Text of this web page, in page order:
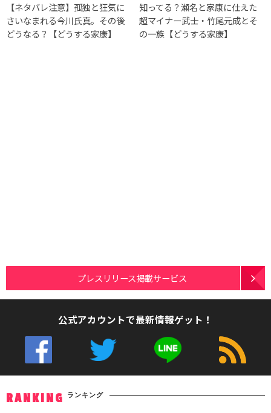
【ネタバレ注意】孤独と狂気に
さいなまれる今川氏真。その後
どうなる？【どうする家康】
知ってる？瀬名と家康に仕えた
超マイナー武士・竹尾元成とそ
の一族【どうする家康】
プレスリリース掲載サービス
公式アカウントで最新情報ゲット！
RANKING ランキング